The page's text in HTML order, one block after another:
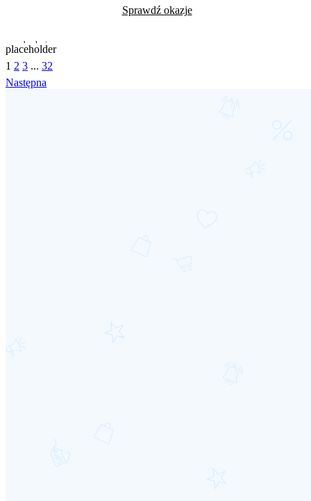
Sprawdź okazje
Do odwołania
Skorzystało195
placeholder
1 2 3 ... 32
Następna